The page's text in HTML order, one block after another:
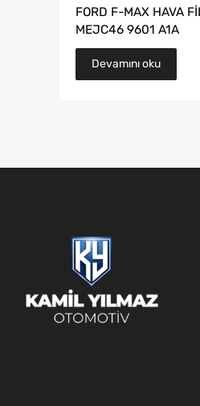
FORD F-MAX HAVA
MEJC46 9601 A1A
Devamını oku